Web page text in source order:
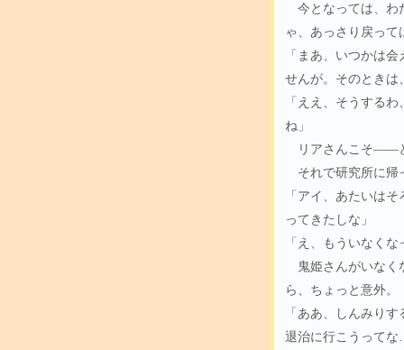
今となっては、わ
ゃ、あっさり戻っ
「まあ、いつかは
せんが。そのときは
「ええ、そうする
ね」
リアさんこそ――
それで研究所に帰
「アイ、あたいは
ってきたしな」
「え、もういなく
鬼姫さんがいなく
ら、ちょっと意外。
「ああ、しんみり
退治に行こうって